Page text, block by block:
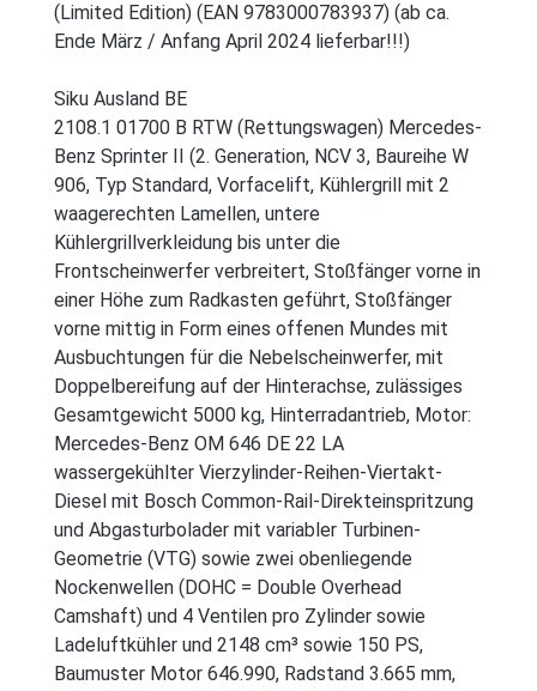
(Limited Edition) (EAN 9783000783937) (ab ca.
Ende März / Anfang April 2024 lieferbar!!!)
Siku Ausland BE
2108.1 01700 B RTW (Rettungswagen) Mercedes-
Benz Sprinter II (2. Generation, NCV 3, Baureihe W
906, Typ Standard, Vorfacelift, Kühlergrill mit 2
waagerechten Lamellen, untere
Kühlergrillverkleidung bis unter die
Frontscheinwerfer verbreitert, Stoßfänger vorne in
einer Höhe zum Radkasten geführt, Stoßfänger
vorne mittig in Form eines offenen Mundes mit
Ausbuchtungen für die Nebelscheinwerfer, mit
Doppelbereifung auf der Hinterachse, zulässiges
Gesamtgewicht 5000 kg, Hinterradantrieb, Motor:
Mercedes-Benz OM 646 DE 22 LA
wassergekühlter Vierzylinder-Reihen-Viertakt-
Diesel mit Bosch Common-Rail-Direkteinspritzung
und Abgasturbolader mit variabler Turbinen-
Geometrie (VTG) sowie zwei obenliegende
Nockenwellen (DOHC = Double Overhead
Camshaft) und 4 Ventilen pro Zylinder sowie
Ladeluftkühler und 2148 cm³ sowie 150 PS,
Baumuster Motor 646.990, Radstand 3.665 mm,